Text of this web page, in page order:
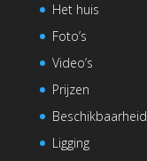
Het huis
Foto’s
Video’s
Prijzen
Beschikbaarheid
Ligging